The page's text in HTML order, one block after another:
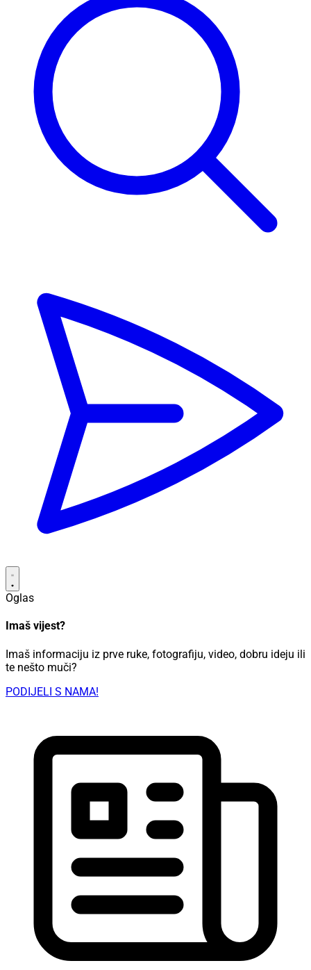
Oglas
Imaš vijest?
Imaš informaciju iz prve ruke, fotografiju, video, dobru ideju ili
te nešto muči?
PODIJELI S NAMA!